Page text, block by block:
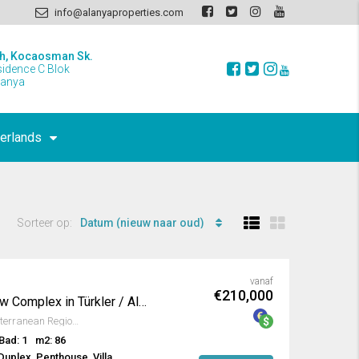
info@alanyaproperties.com
Kocaosman Sk.
C Blok
Sorteer op: Datum (nieuw naar oud)
Imposant en Uniek Nieuw Complex in Türkler / Alanya
Türkler, Alanya, Antalya, Mediterranean Region, 07410, Turkey
Bad: 1
m2: 86
vanaf
€210,000